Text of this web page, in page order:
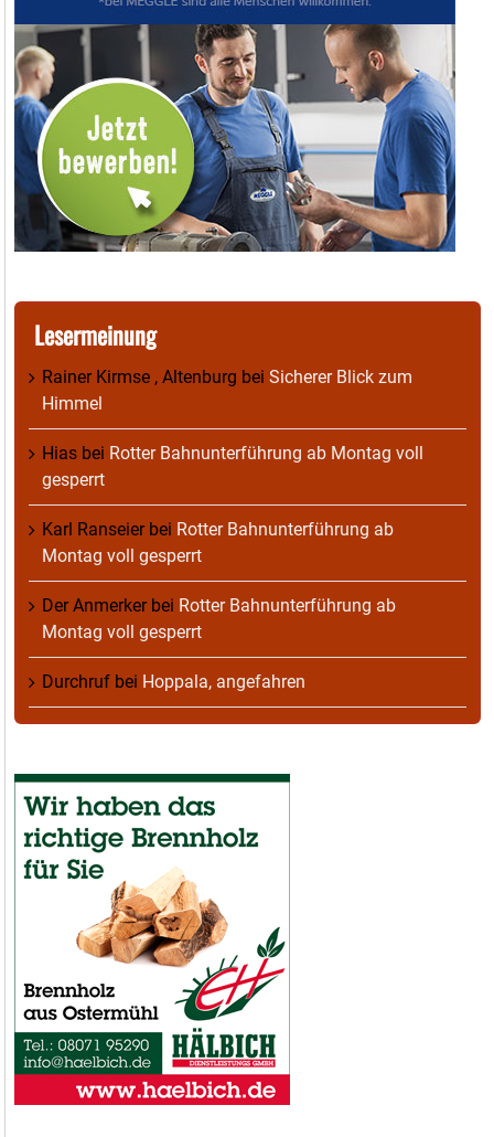
Lesermeinung
Rainer Kirmse , Altenburg bei Sicherer Blick zum
Himmel
Hias bei Rotter Bahnunterführung ab Montag voll
gesperrt
Karl Ranseierbei Rotter Bahnunterführung ab
Montag voll gesperrt
Der Anmerkerbei Rotter Bahnunterführung ab
Montag voll gesperrt
Durchruf bei Hoppala, angefahren